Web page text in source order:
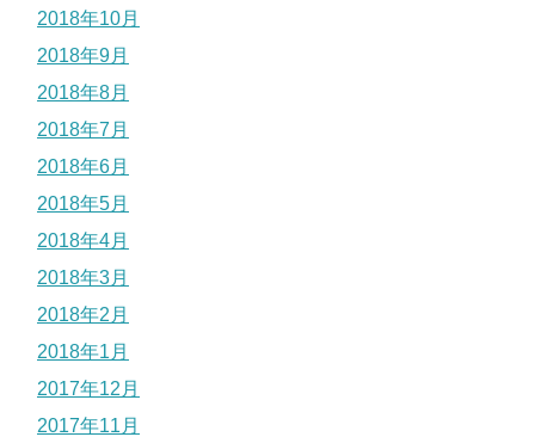
2018年10月
2018年9月
2018年8月
2018年7月
2018年6月
2018年5月
2018年4月
2018年3月
2018年2月
2018年1月
2017年12月
2017年11月